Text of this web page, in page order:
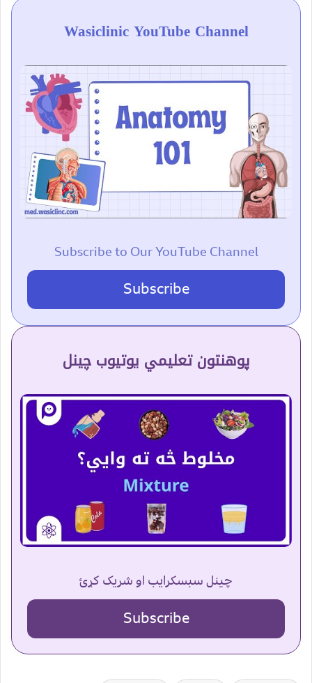
Wasiclinic YouTube Channel
Subscribe to Our YouTube Channel
Subscribe
پوهنتون تعلیمي یوتیوب چینل
چینل سبسکرایب او شریک کړئ
Subscribe